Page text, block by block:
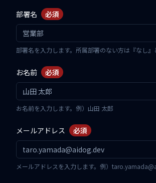
部署名 必須
部署名を入力します。所属部署のない方は『なし』
お名前 必須
お名前を入力します。例）山田 太郎
メールアドレス 必須
メールアドレスを入力します。例）